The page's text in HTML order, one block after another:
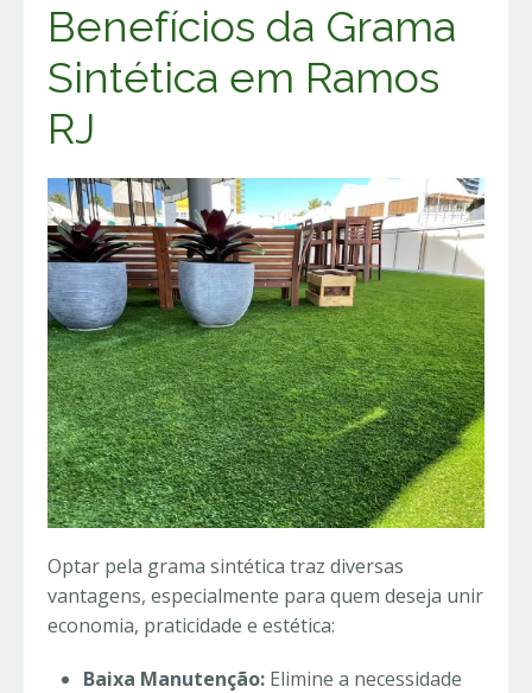
Benefícios da Grama
Sintética em Ramos
RJ
Optar pela grama sintética traz diversas
vantagens, especialmente para quem deseja unir
economia, praticidade e estética:
Baixa Manutenção: Elimine a necessidade